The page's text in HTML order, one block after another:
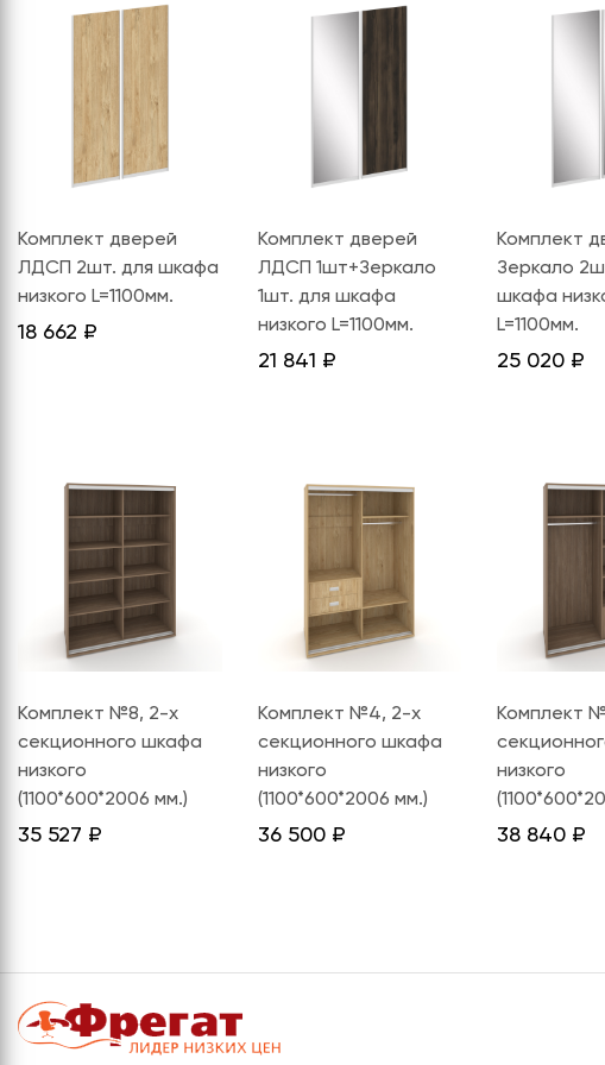
СЕРИЯ "МОБИ"
"ТОРР ЗЕТ"
"АРГЕНТУМ-М"
"ФОРУМ"
"ВАСАНТА"
"ДИОНИ"
ВЗЛОМОСТОЙКИЕ СЕЙФЫ 2
КЛАССА
ВЗЛОМОСТОЙКИЕ СЕЙФЫ 3
КЛАССА
Комплект дверей
ЛДСП 2шт. для шкафа
низкого L=1100мм.
18 662 ₽
Комплект дверей
ЛДСП 1шт+Зеркало
1шт. для шкафа
низкого L=1100мм.
21 841 ₽
Комплект
Зеркало
шкафа
L=1100мм.
25 020 ₽
Комплект №8, 2-х
секционного шкафа
низкого
(1100*600*2006 мм.)
35 527 ₽
Комплект №4, 2-х
секционного шкафа
низкого
(1100*600*2006 мм.)
36 500 ₽
Комплект
низкого
38 840 ₽